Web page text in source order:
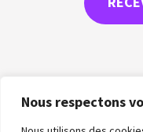
Nous respectons